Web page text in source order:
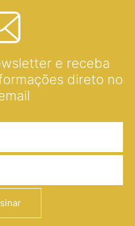
e receba
direto no